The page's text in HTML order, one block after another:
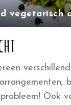
vegetarisch
Ook